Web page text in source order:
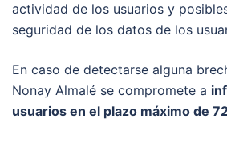
actividad de los usuarios y
seguridad de los datos de los
En caso de detectarse alguna
Nonay Almalé se compromete a
usuarios en el plazo máximo de